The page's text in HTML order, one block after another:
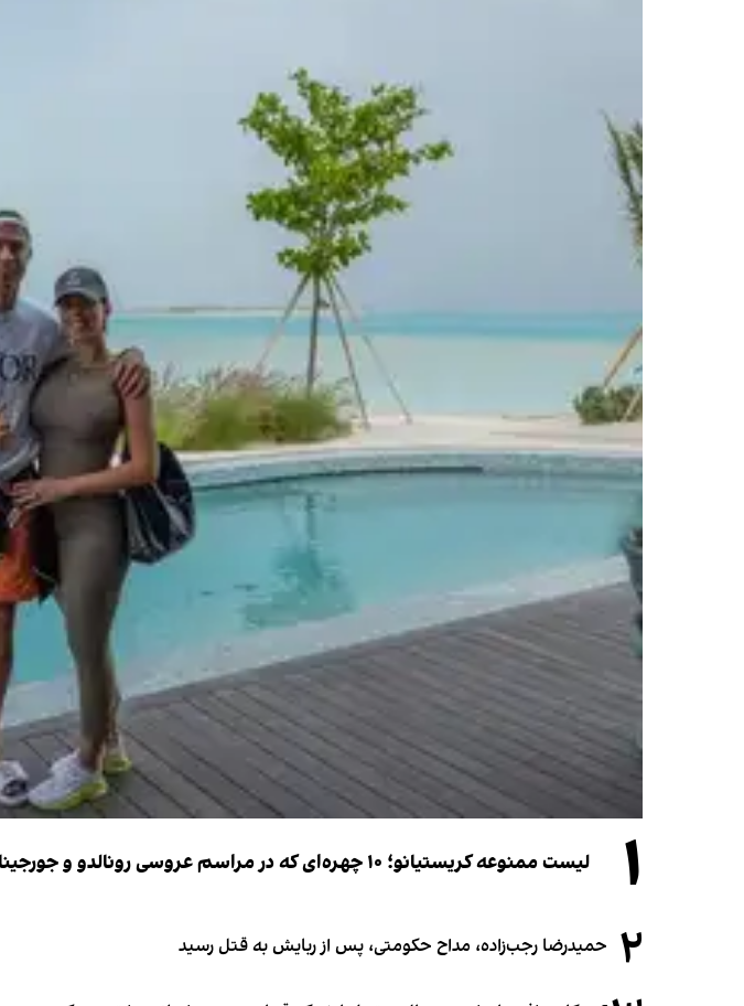
۱ لیست ممنوعه کریستیانو؛ ۱۰ چهره‌ای که در مراسم عروسی رونالدو و جورجینا جایی ندارند
۲ حمیدرضا رجب‌زاده، مداح حکومتی، پس از ربایش به قتل رسید